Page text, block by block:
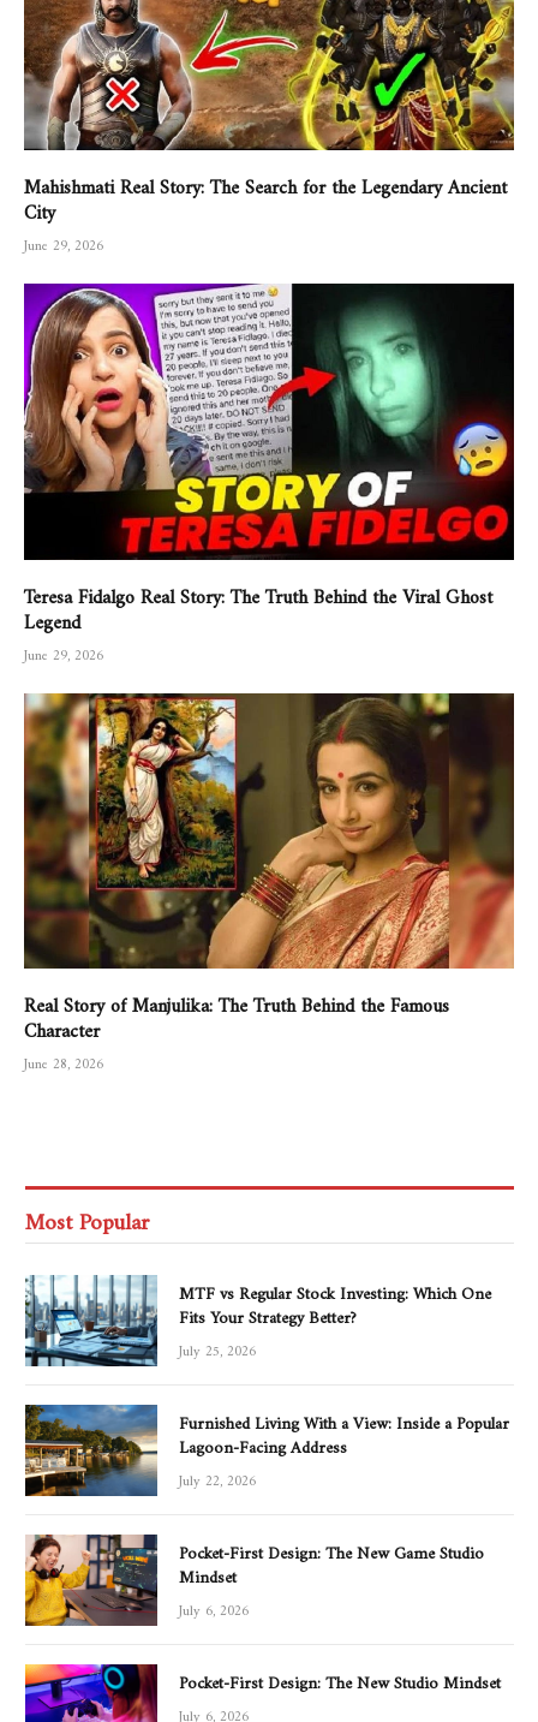
Mahishmati Real Story: The Search for the Legendary Ancient
City
June 29, 2026
Teresa Fidalgo Real Story: The Truth Behind the Viral Ghost
Legend
June 29, 2026
Real Story of Manjulika: The Truth Behind the Famous
Character
June 28, 2026
Most Popular
MTF vs Regular Stock Investing: Which One
Fits Your Strategy Better?
July 25, 2026
Furnished Living With a View: Inside a Popular
Lagoon-Facing Address
July 22, 2026
Pocket-First Design: The New Game Studio
Mindset
July 6, 2026
Pocket-First Design: The New Studio Mindset
July 6, 2026